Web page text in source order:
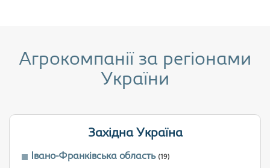
Агрокомпанії за регіонами
України
Західна Україна
Івано-Франківська область (19)